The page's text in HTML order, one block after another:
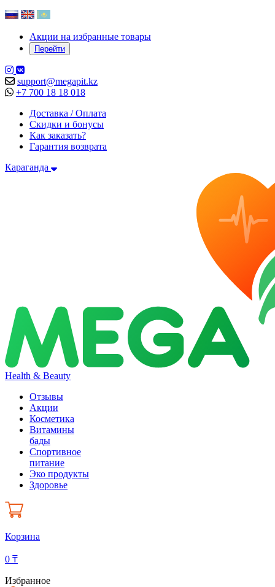
Акции на избранные товары
Перейти
support@megapit.kz
+7 700 18 18 018
Доставка / Оплата
Скидки и бонусы
Как заказать?
Гарантия возврата
Караганда
Health & Beauty
Отзывы
Акции
Косметика
Витамины
бады
Спортивное
питание
Эко продукты
Здоровье
Корзина
0 ₸
Избранное